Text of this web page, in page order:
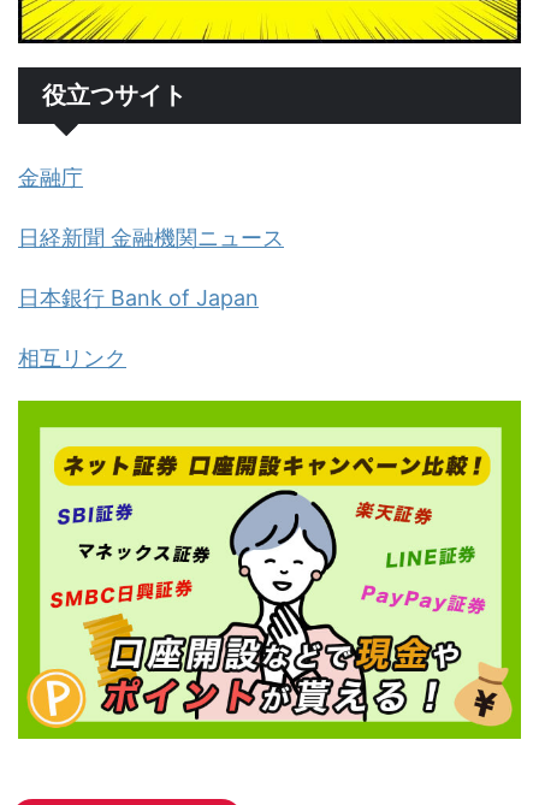
役立つサイト
金融庁
日経新聞 金融機関ニュース
日本銀行 Bank of Japan
相互リンク